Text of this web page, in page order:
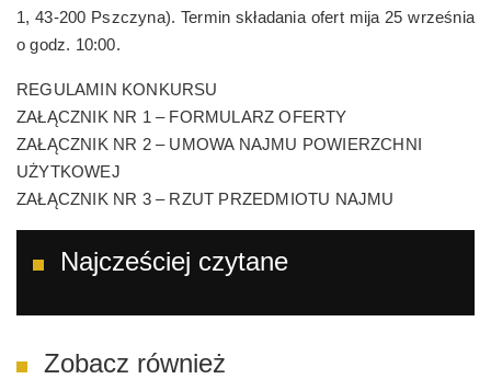
1, 43-200 Pszczyna). Termin składania ofert mija 25 września
o godz. 10:00.
REGULAMIN KONKURSU
ZAŁĄCZNIK NR 1 – FORMULARZ OFERTY
ZAŁĄCZNIK NR 2 – UMOWA NAJMU POWIERZCHNI
UŻYTKOWEJ
ZAŁĄCZNIK NR 3 – RZUT PRZEDMIOTU NAJMU
Najcześciej czytane
Zobacz również